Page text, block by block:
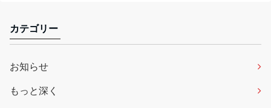
カテゴリー
お知らせ
もっと深く